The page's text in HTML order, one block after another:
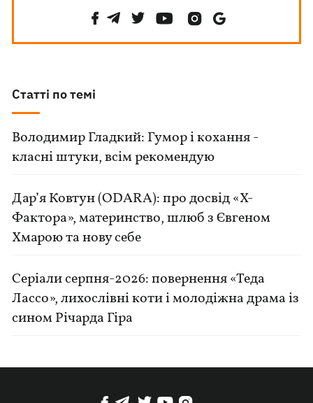
Статті по темі
Володимир Гладкий: Гумор і кохання -
класні штуки, всім рекомендую
Дар’я Ковтун (ODARA): про досвід «Х-
Фактора», материнство, шлюб з Євгеном
Хмарою та нову себе
Серіали серпня-2026: повернення «Теда
Лассо», лихослівні коти і молодіжна драма із
сином Річарда Гіра